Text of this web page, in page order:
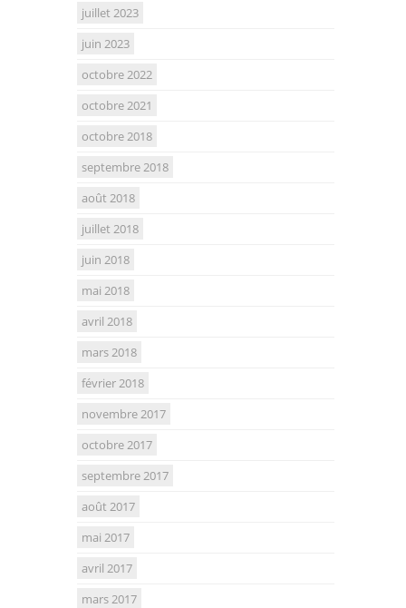
juillet 2023
juin 2023
octobre 2022
octobre 2021
octobre 2018
septembre 2018
août 2018
juillet 2018
juin 2018
mai 2018
avril 2018
mars 2018
février 2018
novembre 2017
octobre 2017
septembre 2017
août 2017
mai 2017
avril 2017
mars 2017